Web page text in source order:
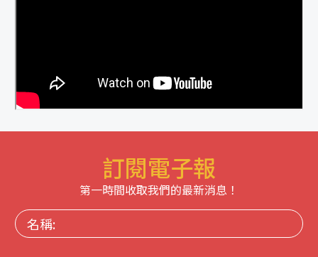
訂閱電子報
第一時間收取我們的最新消息！
名
稱: